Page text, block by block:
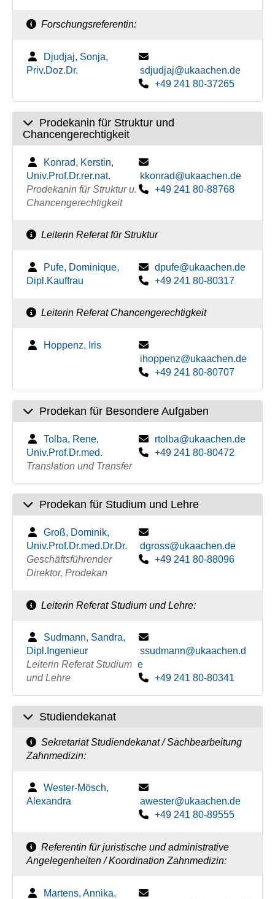
Forschungsreferentin:
Djudjaj, Sonja,
Priv.Doz.Dr.
sdjudjaj@ukaachen.de
+49 241 80-37265
Prodekanin für Struktur und
Chancengerechtigkeit
Konrad, Kerstin,
Univ.Prof.Dr.rer.nat.
Prodekanin für Struktur u.
Chancengerechtigkeit
kkonrad@ukaachen.de
+49 241 80-88768
Leiterin Referat für Struktur
Pufe, Dominique,
Dipl.Kauffrau
dpufe@ukaachen.de
+49 241 80-80317
Leiterin Referat Chancengerechtigkeit
Hoppenz, Iris
ihoppenz@ukaachen.de
+49 241 80-80707
Prodekan für Besondere Aufgaben
Tolba, Rene,
Univ.Prof.Dr.med.
Translation und Transfer
rtolba@ukaachen.de
+49 241 80-80472
Prodekan für Studium und Lehre
Groß, Dominik,
Univ.Prof.Dr.med.Dr.Dr.
Geschäftsführender
Direktor, Prodekan
dgross@ukaachen.de
+49 241 80-88096
Leiterin Referat Studium und Lehre:
Sudmann, Sandra,
Dipl.Ingenieur
Leiterin Referat Studium
und Lehre
ssudmann@ukaachen.d
e
+49 241 80-80341
Studiendekanat
Sekretariat Studiendekanat / Sachbearbeitung
Zahnmedizin:
Wester-Mösch,
Alexandra
awester@ukaachen.de
+49 241 80-89555
Referentin für juristische und administrative
Angelegenheiten / Koordination Zahnmedizin:
Martens, Annika,